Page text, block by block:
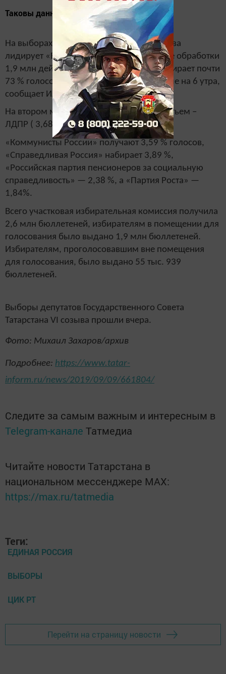
Таковы данные ЦИК РТ на 5.58 9 сентября.
На выборах в Госсовет Татарстана VI созыва
лидирует «Единая Россия». партия после обработки
1,9 млн действительных бюллетеней набирает почти
73 % голосов избирателей. Таковы данные на 6 утра,
сообщает ИА «Татар-информ».
На втором месте – КПРФ (10,58%), на третьем –
ЛДПР ( 3,68 %).
«Коммунисты России» получают 3,59 % голосов,
«Справедливая Россия» набирает 3,89 %,
«Российская партия пенсионеров за социальную
справедливость» — 2,38 %, а «Партия Роста» —
1,84%.
Всего участковая избирательная комиссия получила
2,6 млн бюллетеней, избирателям в помещении для
голосования было выдано 1,9 млн бюллетеней.
Избирателям, проголосовавшим вне помещения
для голосования, было выдано 55 тыс. 939
бюллетеней.
Выборы депутатов Государственного Совета
Татарстана VI созыва прошли вчера.
Фото: Михаил Захаров/архив
Подробнее: https://www.tatar-
inform.ru/news/2019/09/09/661804/
Следите за самым важным и интересным в
Telegram-канале Татмедиа
Читайте новости Татарстана в
национальном мессенджере MАХ:
https://max.ru/tatmedia
Теги:
ЕДИНАЯ РОССИЯ
ВЫБОРЫ
ЦИК РТ
Перейти на страницу новости